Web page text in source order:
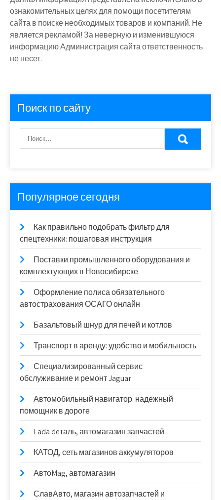
ознакомительных целях для помощи посетителям
сайта в поиске необходимых товаров и компаний. Не
является рекламой! За неверную и изменившуюся
информацию Администрация сайта ответственность
не несет.
Поиск по сайту
Популярное сегодня
Как правильно подобрать фильтр для
спецтехники: пошаговая инструкция
Поставки промышленного оборудования и
комплектующих в Новосибирске
Оформление полиса обязательного
автострахования ОСАГО онлайн
Базальтовый шнур для печей и котлов
Транспорт в аренду: удобство и мобильность
Специализированный сервис
обслуживание и ремонт Jaguar
Автомобильный навигатор: надежный
помощник в дороге
Lada deталь, автомагазин запчастей
КАТОД, сеть магазинов аккумуляторов
АвтоMag, автомагазин
СлавАвто, магазин автозапчастей и